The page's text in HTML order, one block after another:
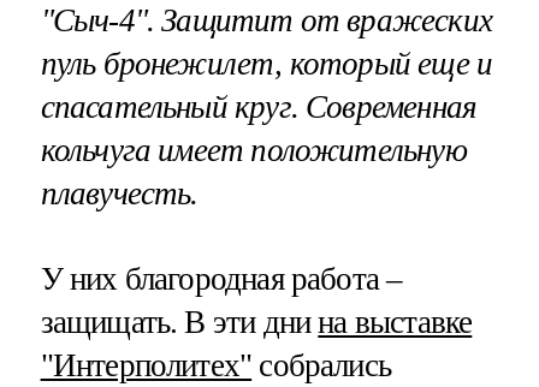
"Сыч-4". Защитит от вражеских
пуль бронежилет, который еще и
спасательный круг. Современная
кольчуга имеет положительную
плавучесть.
У них благородная работа –
защищать. В эти днина выставке
"Интерполитех" собрались